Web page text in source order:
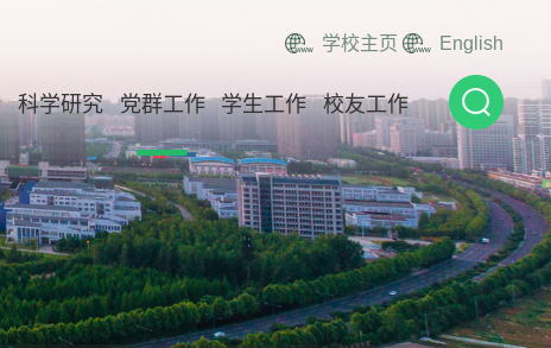
学校主页 English
科学研究 党群工作 学生工作 校友工作